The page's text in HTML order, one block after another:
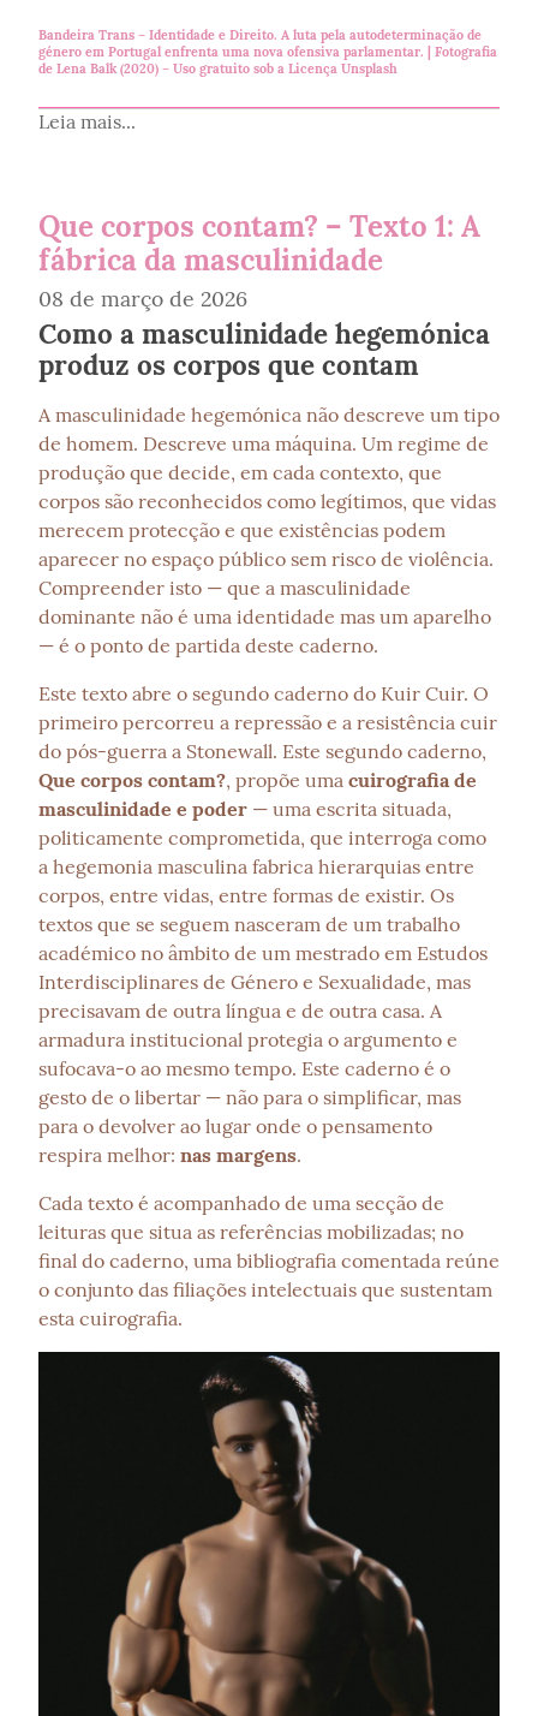
Bandeira Trans – Identidade e Direito. A luta pela autodeterminação de
género em Portugal enfrenta uma nova ofensiva parlamentar. | Fotografia
de Lena Balk (2020) – Uso gratuito sob a Licença Unsplash
Leia mais...
Que corpos contam? – Texto 1: A
fábrica da masculinidade
08 de março de 2026
Como a masculinidade hegemónica
produz os corpos que contam
A masculinidade hegemónica não descreve um tipo
de homem. Descreve uma máquina. Um regime de
produção que decide, em cada contexto, que
corpos são reconhecidos como legítimos, que vidas
merecem protecção e que existências podem
aparecer no espaço público sem risco de violência.
Compreender isto — que a masculinidade
dominante não é uma identidade mas um aparelho
— é o ponto de partida deste caderno.
Este texto abre o segundo caderno do Kuir Cuir. O
primeiro percorreu a repressão e a resistência cuir
Que corpos contam?, propõe uma cuirografia de
masculinidade e poder — uma escrita situada,
politicamente comprometida, que interroga como
a hegemonia masculina fabrica hierarquias entre
corpos, entre vidas, entre formas de existir. Os
textos que se seguem nasceram de um trabalho
académico no âmbito de um mestrado em Estudos
Interdisciplinares de Género e Sexualidade, mas
precisavam de outra língua e de outra casa. A
armadura institucional protegia o argumento e
sufocava-o ao mesmo tempo. Este caderno é o
gesto de o libertar — não para o simplificar, mas
para o devolver ao lugar onde o pensamento
respira melhor: nas margens.
Cada texto é acompanhado de uma secção de
leituras que situa as referências mobilizadas; no
final do caderno, uma bibliografia comentada reúne
o conjunto das filiações intelectuais que sustentam
esta cuirografia.